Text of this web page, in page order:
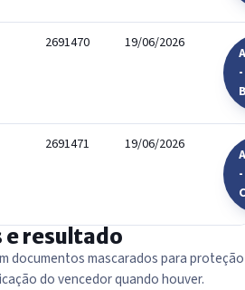
2691470 19/06/2026
2691471 19/06/2026
resultado
documentos mascarados para proteção
do vencedor quando houver.